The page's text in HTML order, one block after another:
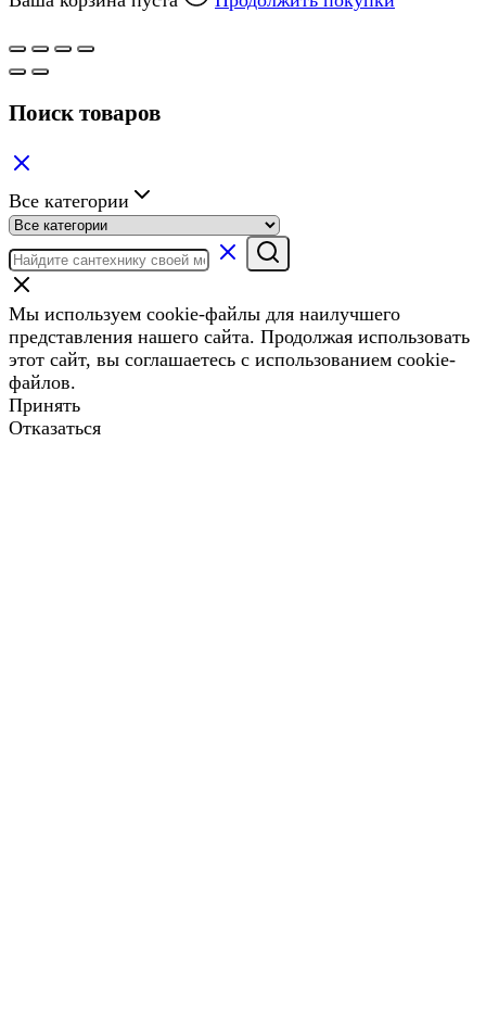
Поиск товаров
Все категории
Мы используем cookie-файлы для наилучшего
представления нашего сайта. Продолжая использовать
этот сайт, вы соглашаетесь с использованием cookie-
файлов.
Принять
Отказаться